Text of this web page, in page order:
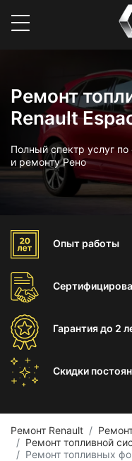
Ремонт
Renault
Полный спектр услуг
и ремонту Рено
Опыт работы
Гарантиядо 2
Скидки
Ремонт Renault
Ремонт топливной
Ремонт топливных